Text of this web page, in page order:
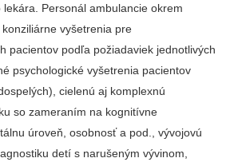
Personál ambulancie okrem
vyšetrenia pre
pacientov podľa požiadaviek jednotlivých
psychologické vyšetrenia pacientov
cielenú aj komplexnú
so zameraním na kognitívne
úroveň, osobnosť a pod., vývojovú
detí s narušeným vývinom,